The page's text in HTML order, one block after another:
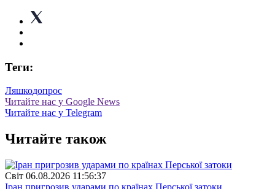
Теги:
Ляшкодопрос
Читайте нас у Google News
Читайте нас у Telegram
Читайте також
Свiт 06.08.2026 11:56:37
Іран пригрозив ударами по країнах Перської затоки